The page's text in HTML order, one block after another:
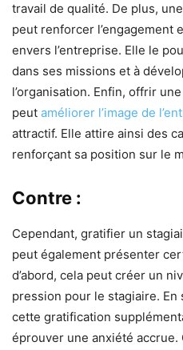
travail de qualité. De plus,
peut renforcer l’engagement
envers l’entreprise. Elle le
dans ses missions et à
l’organisation. Enfin, offrir
peut améliorer l’image de
attractif. Elle attire ainsi des
renforçant sa position sur le
Contre :
Cependant, gratifier un
peut également présenter
d’abord, cela peut créer un
pression pour le stagiaire.
cette gratification
éprouver une anxiété